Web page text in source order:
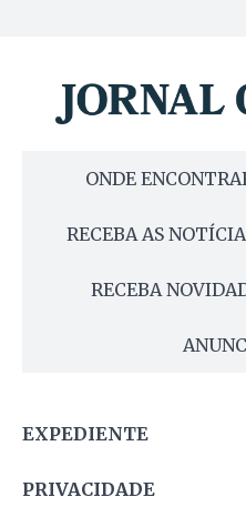
ONDE
RECEBA AS
RECEBA
EXPEDIENTE
PRIVACIDADE